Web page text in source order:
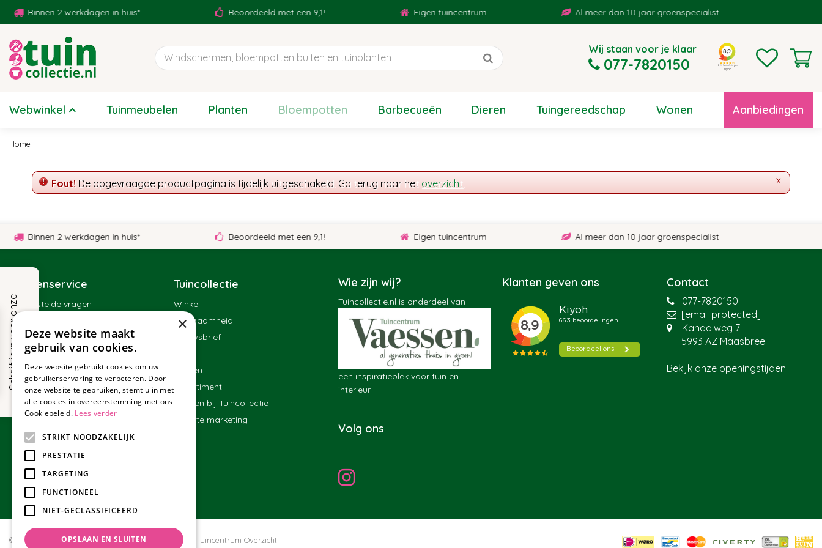
naar
Home
Binnen 2 werkdagen in huis* Beoordeeld met een 9,1! Eigen tuincentrum Al meer dan 10 jaar groenspecialist
Wij staan voor je klaar
077-7820150
Webwinkel Tuinmeubelen Planten Bloempotten Barbecueën Dieren Tuingereedschap Wonen Aanbiedingen
x
Fout! De opgevraagde productpagina is tijdelijk uitgeschakeld. Ga terug naar het overzicht.
Binnen 2 werkdagen in huis* Beoordeeld met een 9,1! Eigen tuincentrum Al meer dan 10 jaar groenspecialist
Klantenservice
Veelgestelde vragen
Contact
Bestellen
Bezorgen en afhalen
Betalen
Ruilen en retourneren
Algemene voorwaarden
Tuincollectie
Winkel
Duurzaamheid
Nieuwsbrief
Merken
Assortiment
Werken bij Tuincollectie
Affiliate marketing
Wie zijn wij?
Tuincollectie.nl is onderdeel van
een inspiratieplek voor tuin en
interieur.
Volg ons
Klanten geven ons Contact
077-7820150
[email protected]
Kanaalweg 7
5993 AZ Maasbree
Bekijk onze openingstijden
© Tuincollectie.nl Green Solutions Privacy policy Tuincentrum Overzicht
S
c
h
r
i
j
f
j
e
i
n
v
o
o
r
o
n
z
e
n
i
e
u
w
s
b
r
i
e
f! ×
Deze website maakt
gebruik van cookies.
Deze website gebruikt cookies om uw
gebruikerservaring te verbeteren. Door
onze website te gebruiken, stemt u in met
alle cookies in overeenstemming met ons
Cookiebeleid. Lees verder
STRIKT NOODZAKELIJK
PRESTATIE
TARGETING
FUNCTIONEEL
NIET-GECLASSIFICEERD
OPSLAAN EN SLUITEN